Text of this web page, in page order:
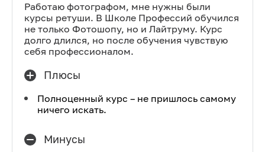
Работаю фотографом, мне нужны были
курсы ретуши. В Школе Профессий обучился
не только Фотошопу, но и Лайтруму. Курс
долго длился, но после обучения чувствую
себя профессионалом.
Плюсы
Полноценный курс – не пришлось самому
ничего искать.
Минусы